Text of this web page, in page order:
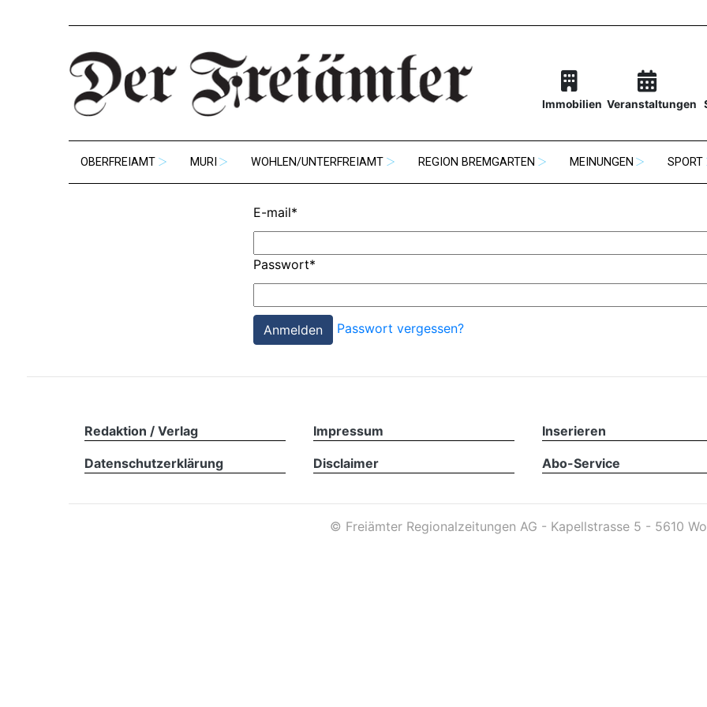
Immobilien Veranstaltungen
OBERFREIAMT MURI WOHLEN/UNTERFREIAMT REGION BREMGARTEN MEINUNGEN SPORT
E-mail*
Passwort*
Passwort vergessen?
Redaktion / Verlag Impressum Inserieren
Datenschutzerklärung Disclaimer Abo-Service
© Freiämter Regionalzeitungen AG - Kapellstrasse 5 - 5610